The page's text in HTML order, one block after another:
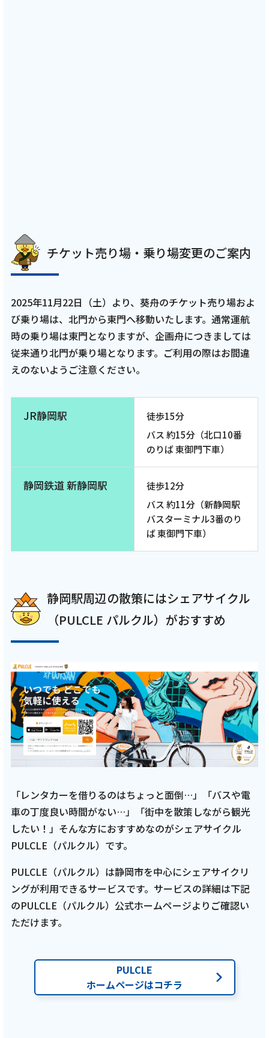
チケット売り場・乗り場変更のご案内
2025年11月22日（土）より、葵舟のチケット売り場およ
び乗り場は、北門から東門へ移動いたします。通常運航
時の乗り場は東門となりますが、企画舟につきましては
従来通り北門が乗り場となります。ご利用の際はお間違
えのないようご注意ください。
JR静岡駅
徒歩15分
バス 約15分（北口10番
のりば 東御門下車）
静岡鉄道 新静岡駅
徒歩12分
バス 約11分（新静岡駅
バスターミナル3番のり
ば 東御門下車）
静岡駅周辺の散策にはシェアサイクル
（PULCLE パルクル）がおすすめ
「レンタカーを借りるのはちょっと面倒…」「バスや電
車の丁度良い時間がない…」「街中を散策しながら観光
したい！」そんな方におすすめなのがシェアサイクル
PULCLE（パルクル）です。
PULCLE（パルクル）は静岡市を中心にシェアサイクリ
ングが利用できるサービスです。サービスの詳細は下記
のPULCLE（パルクル）公式ホームページよりご確認い
ただけます。
PULCLE
ホームページはコチラ